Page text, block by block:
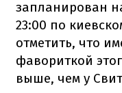
запланирован
23:00 по
отметить, что
фавориткой
выше, чем у